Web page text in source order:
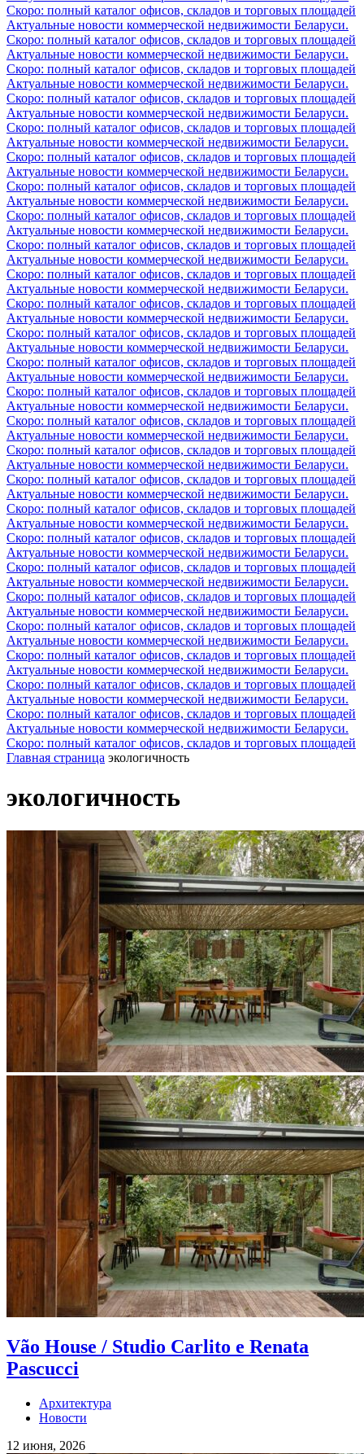
Скоро: полный каталог офисов, складов и торговых площадей
Актуальные новости коммерческой недвижимости Беларуси.
Скоро: полный каталог офисов, складов и торговых площадей
Актуальные новости коммерческой недвижимости Беларуси.
Скоро: полный каталог офисов, складов и торговых площадей
Актуальные новости коммерческой недвижимости Беларуси.
Скоро: полный каталог офисов, складов и торговых площадей
Актуальные новости коммерческой недвижимости Беларуси.
Скоро: полный каталог офисов, складов и торговых площадей
Актуальные новости коммерческой недвижимости Беларуси.
Скоро: полный каталог офисов, складов и торговых площадей
Актуальные новости коммерческой недвижимости Беларуси.
Скоро: полный каталог офисов, складов и торговых площадей
Актуальные новости коммерческой недвижимости Беларуси.
Скоро: полный каталог офисов, складов и торговых площадей
Актуальные новости коммерческой недвижимости Беларуси.
Скоро: полный каталог офисов, складов и торговых площадей
Актуальные новости коммерческой недвижимости Беларуси.
Скоро: полный каталог офисов, складов и торговых площадей
Актуальные новости коммерческой недвижимости Беларуси.
Скоро: полный каталог офисов, складов и торговых площадей
Актуальные новости коммерческой недвижимости Беларуси.
Скоро: полный каталог офисов, складов и торговых площадей
Актуальные новости коммерческой недвижимости Беларуси.
Скоро: полный каталог офисов, складов и торговых площадей
Актуальные новости коммерческой недвижимости Беларуси.
Скоро: полный каталог офисов, складов и торговых площадей
Актуальные новости коммерческой недвижимости Беларуси.
Скоро: полный каталог офисов, складов и торговых площадей
Актуальные новости коммерческой недвижимости Беларуси.
Скоро: полный каталог офисов, складов и торговых площадей
Актуальные новости коммерческой недвижимости Беларуси.
Скоро: полный каталог офисов, складов и торговых площадей
Актуальные новости коммерческой недвижимости Беларуси.
Скоро: полный каталог офисов, складов и торговых площадей
Актуальные новости коммерческой недвижимости Беларуси.
Скоро: полный каталог офисов, складов и торговых площадей
Актуальные новости коммерческой недвижимости Беларуси.
Скоро: полный каталог офисов, складов и торговых площадей
Актуальные новости коммерческой недвижимости Беларуси.
Скоро: полный каталог офисов, складов и торговых площадей
Актуальные новости коммерческой недвижимости Беларуси.
Скоро: полный каталог офисов, складов и торговых площадей
Актуальные новости коммерческой недвижимости Беларуси.
Скоро: полный каталог офисов, складов и торговых площадей
Актуальные новости коммерческой недвижимости Беларуси.
Скоро: полный каталог офисов, складов и торговых площадей
Актуальные новости коммерческой недвижимости Беларуси.
Скоро: полный каталог офисов, складов и торговых площадей
Актуальные новости коммерческой недвижимости Беларуси.
Скоро: полный каталог офисов, складов и торговых площадей
Главная страница экологичность
экологичность
Vão House / Studio Carlito e Renata
Pascucci
Архитектура
Новости
12 июня, 2026